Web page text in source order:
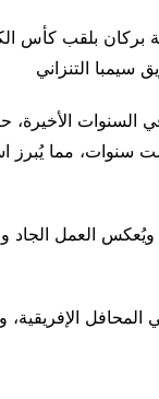
بلقب كأس
في السنوات
خلال ست سنوات، مما
ويُعكس العمل
الإفريقية،